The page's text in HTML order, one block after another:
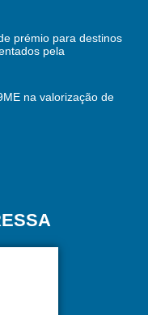
prémio para destinos
pela
na valorização de